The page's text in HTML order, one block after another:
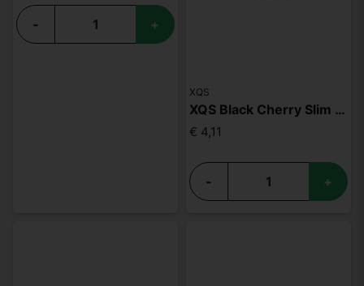
- +
XQS
XQS Black Cherry Slim Light
€ 4,11
- +